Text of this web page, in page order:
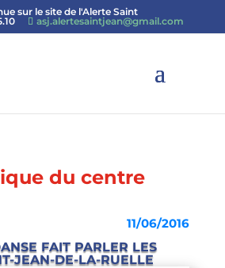
sur le site de l'Alerte Saint
asj.alertesaintjean@gmail.com
du centre
11/06/2016
FAIT PARLER LES
JEAN-DE-LA-RUELLE